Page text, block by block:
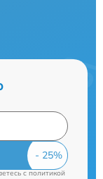
cполитикой